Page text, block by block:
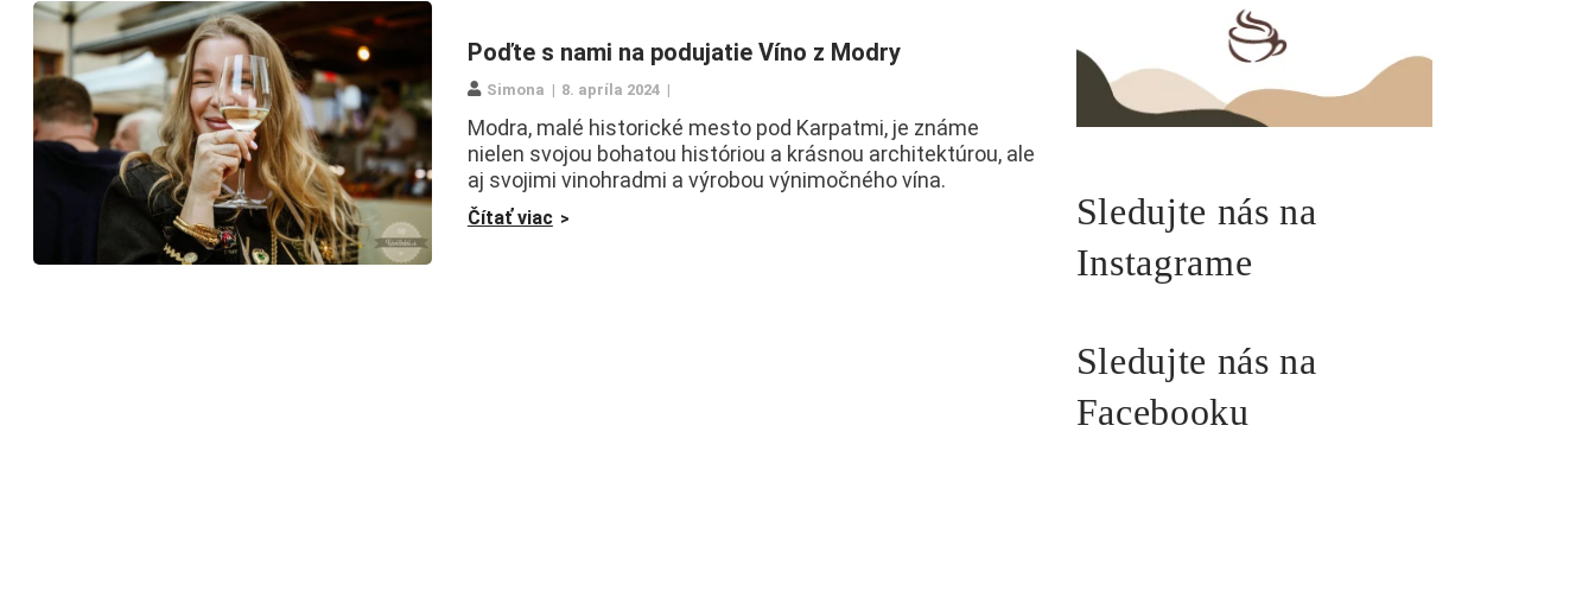
Poďte s nami na podujatie Víno z Modry
Simona 8. apríla 2024
Modra, malé historické mesto pod Karpatmi, je známe
nielen svojou bohatou históriou a krásnou architektúrou, ale
aj svojimi vinohradmi a výrobou výnimočného vína.
Čítať viac
Sledujte nás na
Instagrame
Sledujte nás na
Facebooku